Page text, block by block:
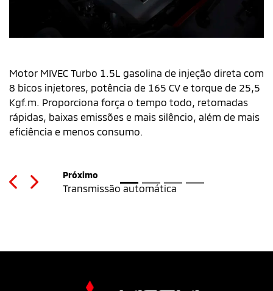
Motor MIVEC Turbo 1.5L gasolina de injeção direta com
8 bicos injetores, potência de 165 CV e torque de 25,5
Kgf.m. Proporciona força o tempo todo, retomadas
rápidas, baixas emissões e mais silêncio, além de mais
eficiência e menos consumo.
PreviousNext